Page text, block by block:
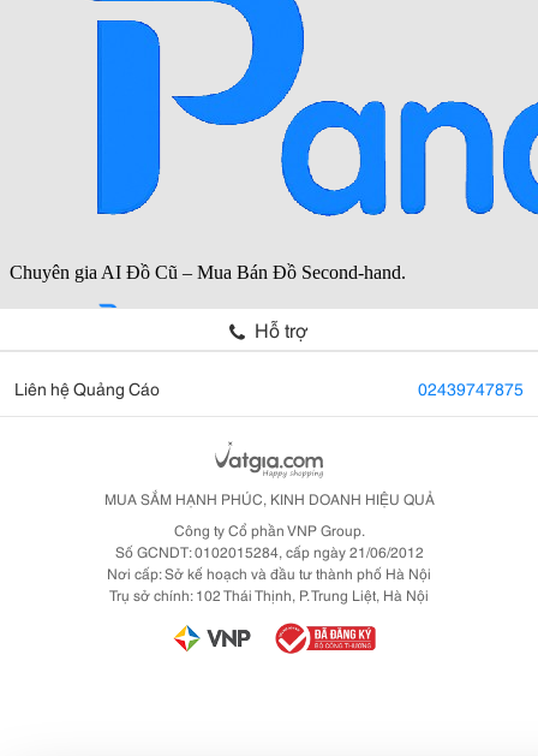
Hỗ trợ
Liên hệ Quảng Cáo 02439747875
MUA SẮM HẠNH PHÚC, KINH DOANH HIỆU QUẢ
Công ty Cổ phần VNP Group.
Số GCNDT: 0102015284, cấp ngày 21/06/2012
Nơi cấp: Sở kế hoạch và đầu tư thành phố Hà Nội
Trụ sở chính: 102 Thái Thịnh, P. Trung Liệt, Hà Nội